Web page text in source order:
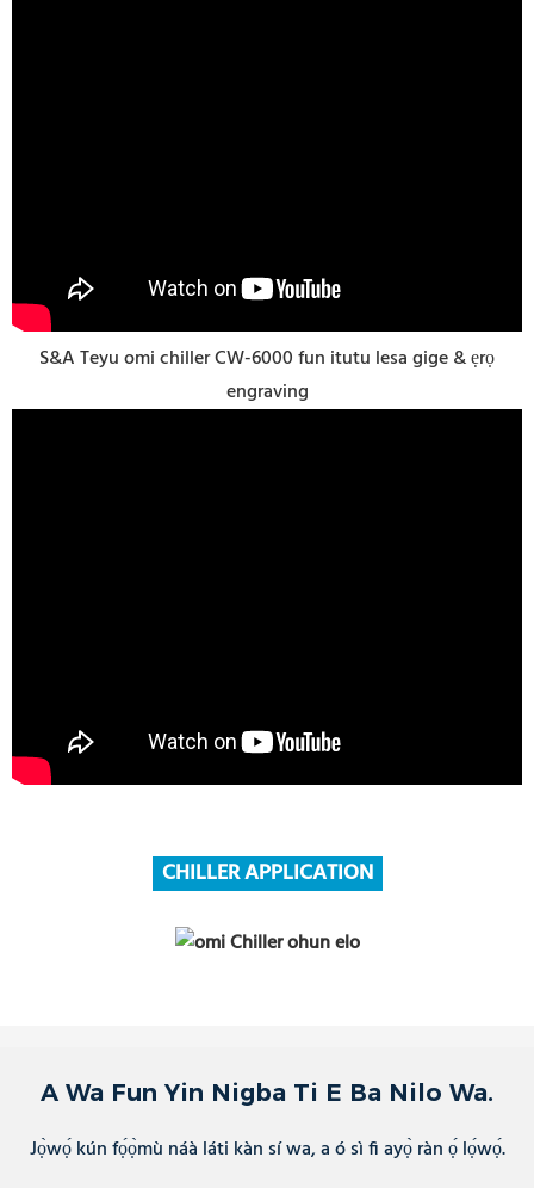
S&A Teyu omi chiller CW-6000 fun itutu lesa gige & ẹrọ
engraving
CHILLER APPLICATION
A Wa Fun Yin Nigba Ti E Ba Nilo Wa.
Jọ̀wọ́ kún fọ́ọ̀mù náà láti kàn sí wa, a ó sì fi ayọ̀ ràn ọ́ lọ́wọ́.